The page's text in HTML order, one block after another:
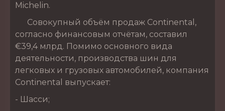
Michelin.
Совокупный объём продаж Continental,
согласно финансовым отчётам, составил
€39,4 млрд. Помимо основного вида
деятельности, производства шин для
легковых и грузовых автомобилей, компания
Continental выпускает:
- Шасси;